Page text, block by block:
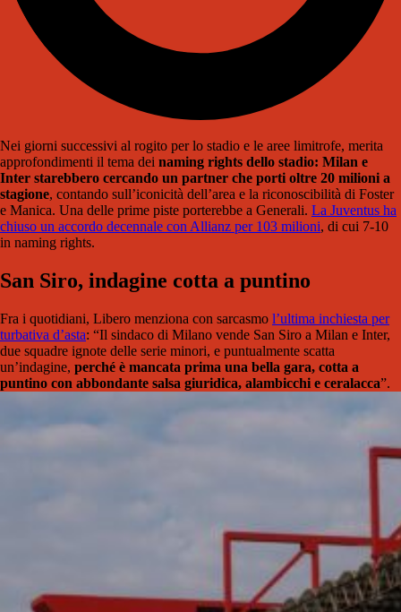
Nei giorni successivi al rogito per lo stadio e le aree limitrofe, merita
approfondimenti il tema dei naming rights dello stadio: Milan e
Inter starebbero cercando un partner che porti oltre 20 milioni a
stagione, contando sull’iconicità dell’area e la riconoscibilità di Foster
e Manica. Una delle prime piste porterebbe a Generali. La Juventus ha
chiuso un accordo decennale con Allianz per 103 milioni, di cui 7-10
in naming rights.
San Siro, indagine cotta a puntino
Fra i quotidiani, Libero menziona con sarcasmo l’ultima inchiesta per
turbativa d’asta: “Il sindaco di Milano vende San Siro a Milan e Inter,
due squadre ignote delle serie minori, e puntualmente scatta
un’indagine, perché è mancata prima una bella gara, cotta a
puntino con abbondante salsa giuridica, alambicchi e ceralacca”.